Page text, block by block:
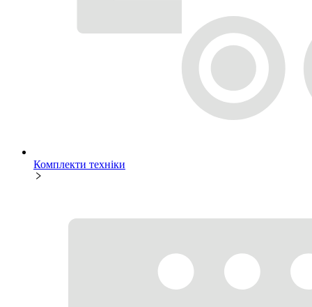
Комплекти техніки